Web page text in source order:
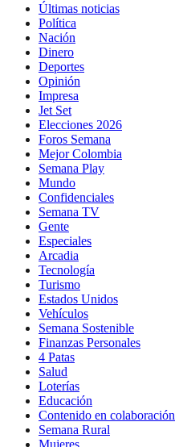
Últimas noticias
Política
Nación
Dinero
Deportes
Opinión
Impresa
Jet Set
Elecciones 2026
Foros Semana
Mejor Colombia
Semana Play
Mundo
Confidenciales
Semana TV
Gente
Especiales
Arcadia
Tecnología
Turismo
Estados Unidos
Vehículos
Semana Sostenible
Finanzas Personales
4 Patas
Salud
Loterías
Educación
Contenido en colaboración
Semana Rural
Mujeres